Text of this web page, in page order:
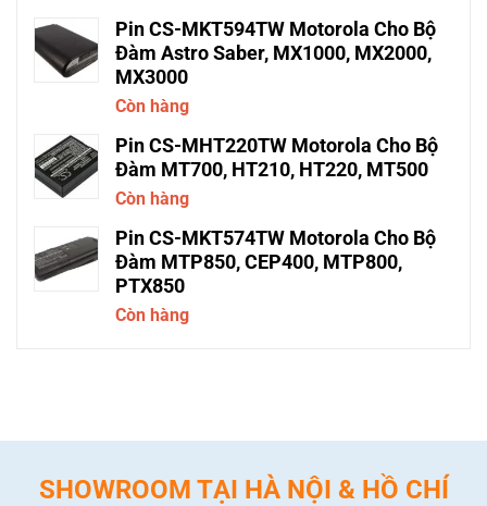
Pin CS-MKT594TW Motorola Cho Bộ
Đàm Astro Saber, MX1000, MX2000,
MX3000
Còn hàng
Pin CS-MHT220TW Motorola Cho Bộ
Đàm MT700, HT210, HT220, MT500
Còn hàng
Pin CS-MKT574TW Motorola Cho Bộ
Đàm MTP850, CEP400, MTP800,
PTX850
Còn hàng
SHOWROOM TẠI HÀ NỘI & HỒ CHÍ